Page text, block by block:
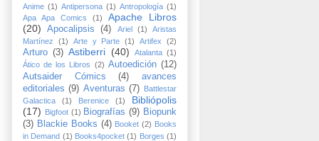
Anime (1) Antipersona (1) Antropología (1)
Apa Apa Comics
(1)
Apache Libros
(20)
Apocalipsis (4) Ariel (1)
Aristas
Martínez
(1) Arte y Parte (1) Artifex (2)
Arturo (3) Astiberri (40) Atalanta (1)
Ático de los Libros (2) Autoedición (12)
Autsaider Cómics
(4)
avances
editoriales (9) Aventuras (7) Battlestar
Galactica
(1) Berenice (1)
Bibliópolis
(17) Bigfoot (1) Biografías (9) Biopunk
(3) Blackie Books (4) Booket (2) Books
in Demand (1) Books4pocket (1) Borges (1)